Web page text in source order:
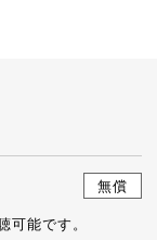
無償
能です。